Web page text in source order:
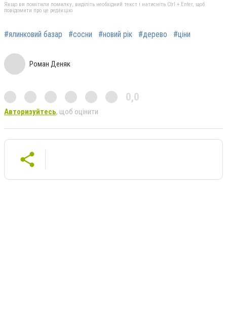
Якщо ви помітили помилку, виділіть необхідний текст і натисніть Ctrl + Enter, щоб
повідомити про це редакцію
#ялинковий базар #сосни #новий рік #дерево #ціни
Роман Деняк
0,0
Авторизуйтесь, щоб оцінити